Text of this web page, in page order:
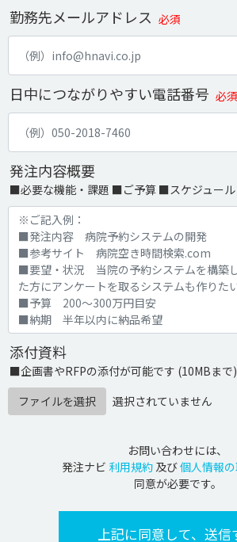
勤務先メールアドレス 必須
日中につながりやすい電話番号 必須
発注内容概要
■必要な機能・課題 ■ご予算 ■スケジュール
添付資料
■企画書やRFPの添付が可能です (10MBまで)
ファイルを選択
選択されていません
お問い合わせには、
発注ナビ 利用規約 及び個人情報
同意が必要です。